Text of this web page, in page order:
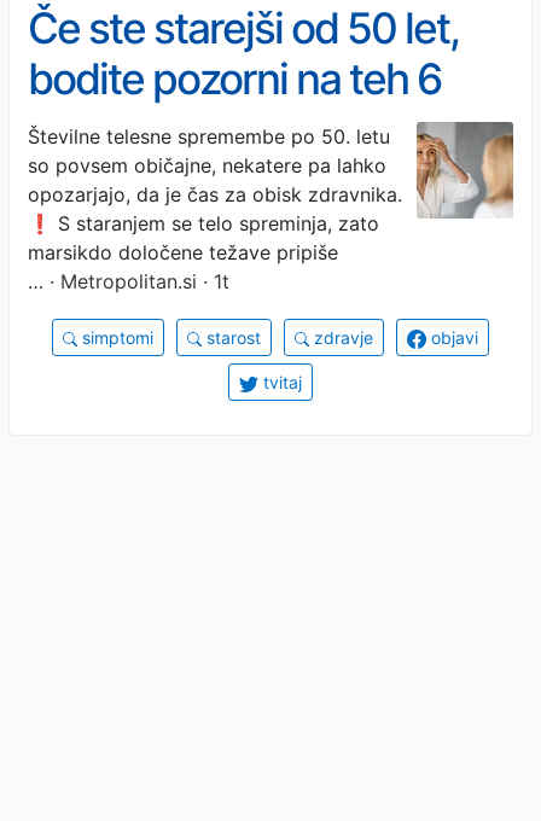
Če ste starejši od 50 let,
bodite pozorni na teh 6
simptomov (lahko
razkrijejo zdravstvene
težave)
Številne telesne spremembe po 50. letu
so povsem običajne, nekatere pa lahko
opozarjajo, da je čas za obisk zdravnika.
❗ S staranjem se telo spreminja, zato
marsikdo določene težave pripiše
… · Metropolitan.si · 1t
simptomi starost zdravje objavi
tvitaj